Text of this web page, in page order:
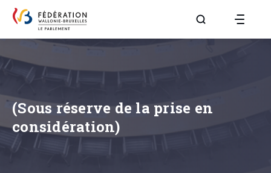
Aller à la page
(Sous réserve de la prise en
considération)